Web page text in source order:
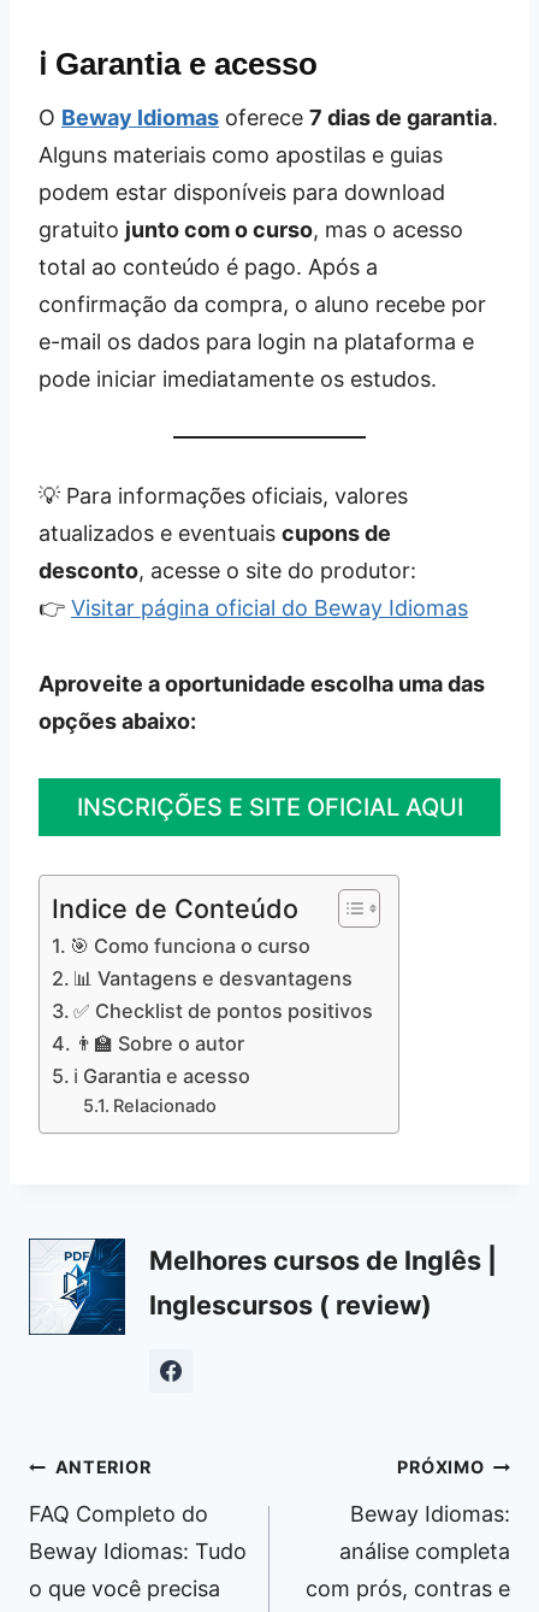
ℹ️ Garantia e acesso
O Beway Idiomas oferece 7 dias de garantia.
Alguns materiais como apostilas e guias
podem estar disponíveis para download
gratuito junto com o curso, mas o acesso
total ao conteúdo é pago. Após a
confirmação da compra, o aluno recebe por
e-mail os dados para login na plataforma e
pode iniciar imediatamente os estudos.
💡 Para informações oficiais, valores
atualizados e eventuais cupons de
desconto, acesse o site do produtor:
👉 Visitar página oficial do Beway Idiomas
Aproveite a oportunidade escolha uma das
opções abaixo:
INSCRIÇÕES E SITE OFICIAL AQUI
Indice de Conteúdo
🎯 Como funciona o curso
📊 Vantagens e desvantagens
✅ Checklist de pontos positivos
👨‍🏫 Sobre o autor
ℹ️ Garantia e acesso
Relacionado
Melhores cursos de Inglês |
Inglescursos ( review)
Navegação
de
Post
ANTERIOR
FAQ Completo do
Beway Idiomas: Tudo
o que você precisa
PRÓXIMO
Beway Idiomas:
análise completa
com prós, contras e